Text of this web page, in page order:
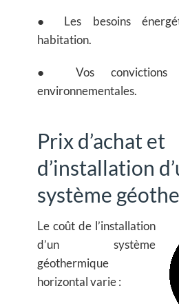
● Les besoins
habitation.
● Vos convictions
environnementales.
Prix d’achat et
d’installation
système
Le coût de l’installation
d’un système
géothermique
horizontal varie :